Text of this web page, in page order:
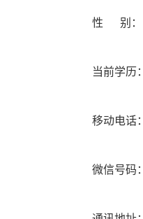
性 别：
当前学历：
移动电话：
微信号码：